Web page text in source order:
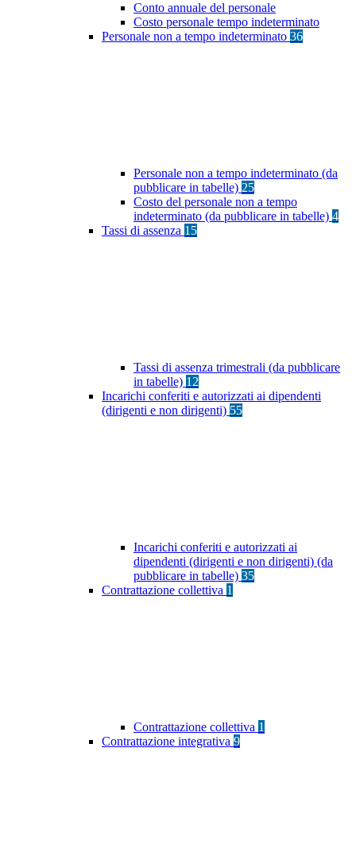
Conto annuale del personale
Costo personale tempo indeterminato
Personale non a tempo indeterminato 36
Personale non a tempo indeterminato (da
pubblicare in tabelle) 25
Costo del personale non a tempo
indeterminato (da pubblicare in tabelle) 4
Tassi di assenza 15
Tassi di assenza trimestrali (da pubblicare
in tabelle) 12
Incarichi conferiti e autorizzati ai dipendenti
(dirigenti e non dirigenti) 55
Incarichi conferiti e autorizzati ai
dipendenti (dirigenti e non dirigenti) (da
pubblicare in tabelle) 35
Contrattazione collettiva 1
Contrattazione collettiva 1
Contrattazione integrativa 9